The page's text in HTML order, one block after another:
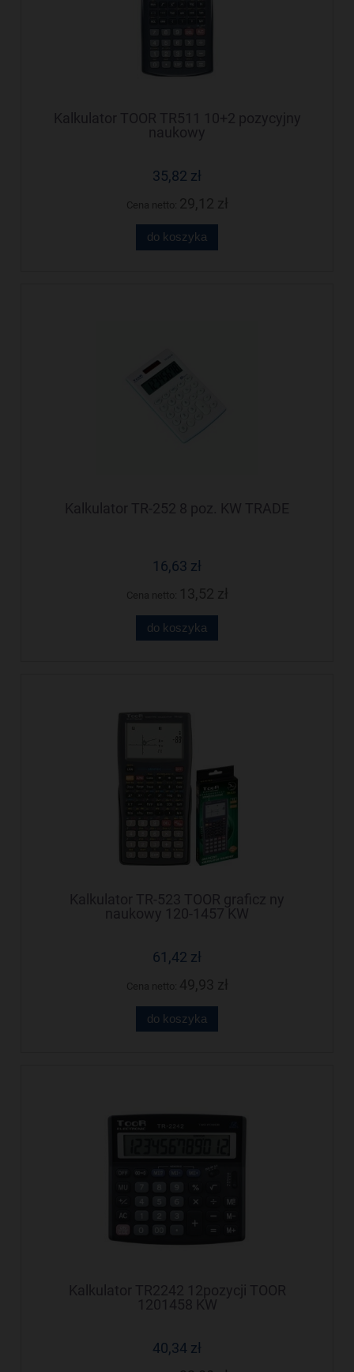
Kalkulator TOOR TR511 10+2 pozycyjny
naukowy
35,82 zł
do koszyka
Kalkulator TR-252 8 poz. KW TRADE
16,63 zł
do koszyka
Kalkulator TR-523 TOOR graficz ny
naukowy 120-1457 KW
61,42 zł
do koszyka
Kalkulator TR2242 12pozycji TOOR
1201458 KW
40,34 zł